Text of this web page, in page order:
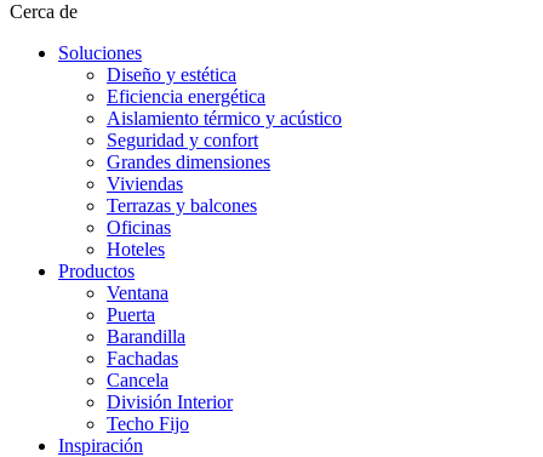
Cerca de
Soluciones
Diseño y estética
Eficiencia energética
Aislamiento térmico y acústico
Seguridad y confort
Grandes dimensiones
Viviendas
Terrazas y balcones
Oficinas
Hoteles
Productos
Ventana
Puerta
Barandilla
Fachadas
Cancela
División Interior
Techo Fijo
Inspiración